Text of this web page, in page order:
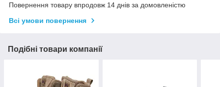
Повернення товару впродовж 14 днів за домовленістю
Всі умови повернення
Подібні товари компанії